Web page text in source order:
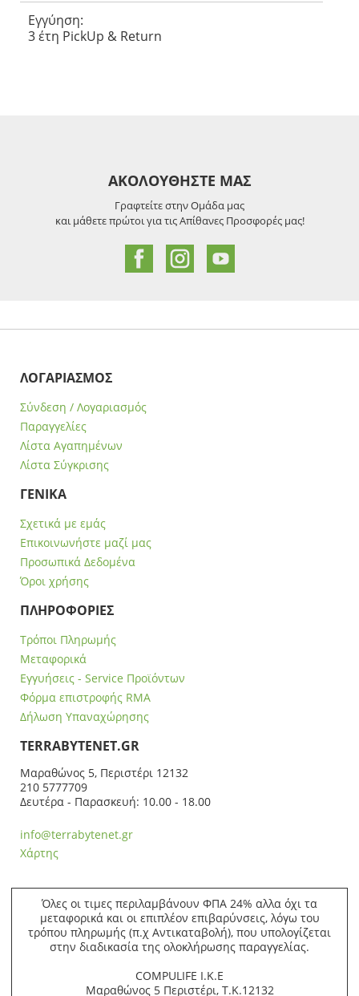
Εγγύηση:
3 έτη PickUp & Return
ΑΚΟΛΟΥΘΗΣΤΕ ΜΑΣ
Γραφτείτε στην Ομάδα μας
και μάθετε πρώτοι για τις Απίθανες Προσφορές μας!
ΛΟΓΑΡΙΑΣΜΟΣ
Σύνδεση / Λογαριασμός
Παραγγελίες
Λίστα Αγαπημένων
Λίστα Σύγκρισης
ΓΕΝΙΚΑ
Σχετικά με εμάς
Επικοινωνήστε μαζί μας
Προσωπικά Δεδομένα
Όροι χρήσης
ΠΛΗΡΟΦΟΡΙΕΣ
Τρόποι Πληρωμής
Μεταφορικά
Εγγυήσεις - Service Προϊόντων
Φόρμα επιστροφής RMA
Δήλωση Υπαναχώρησης
ΤERRABYTENET.GR
Μαραθώνος 5, Περιστέρι 12132
210 5777709
Δευτέρα - Παρασκευή: 10.00 - 18.00
info@terrabytenet.gr
Χάρτης
Όλες οι τιμες περιλαμβάνουν ΦΠΑ 24% αλλα όχι τα
μεταφορικά και οι επιπλέον επιβαρύνσεις, λόγω του
τρόπου πληρωμής (π.χ Αντικαταβολή), που υπολογίζεται
στην διαδικασία της ολοκλήρωσης παραγγελίας.
COMPULIFE Ι.Κ.Ε
Μαραθώνος 5 Περιστέρι, Τ.Κ.12132